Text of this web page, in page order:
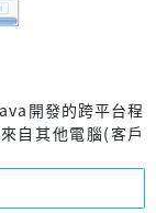
開發的跨平台程
自其他電腦(客戶